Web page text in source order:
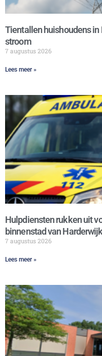
Tientallen huishoudens
stroom
7 augustus 2026
Lees meer »
Hulpdiensten rukken uit
binnenstad van
7 augustus 2026
Lees meer »